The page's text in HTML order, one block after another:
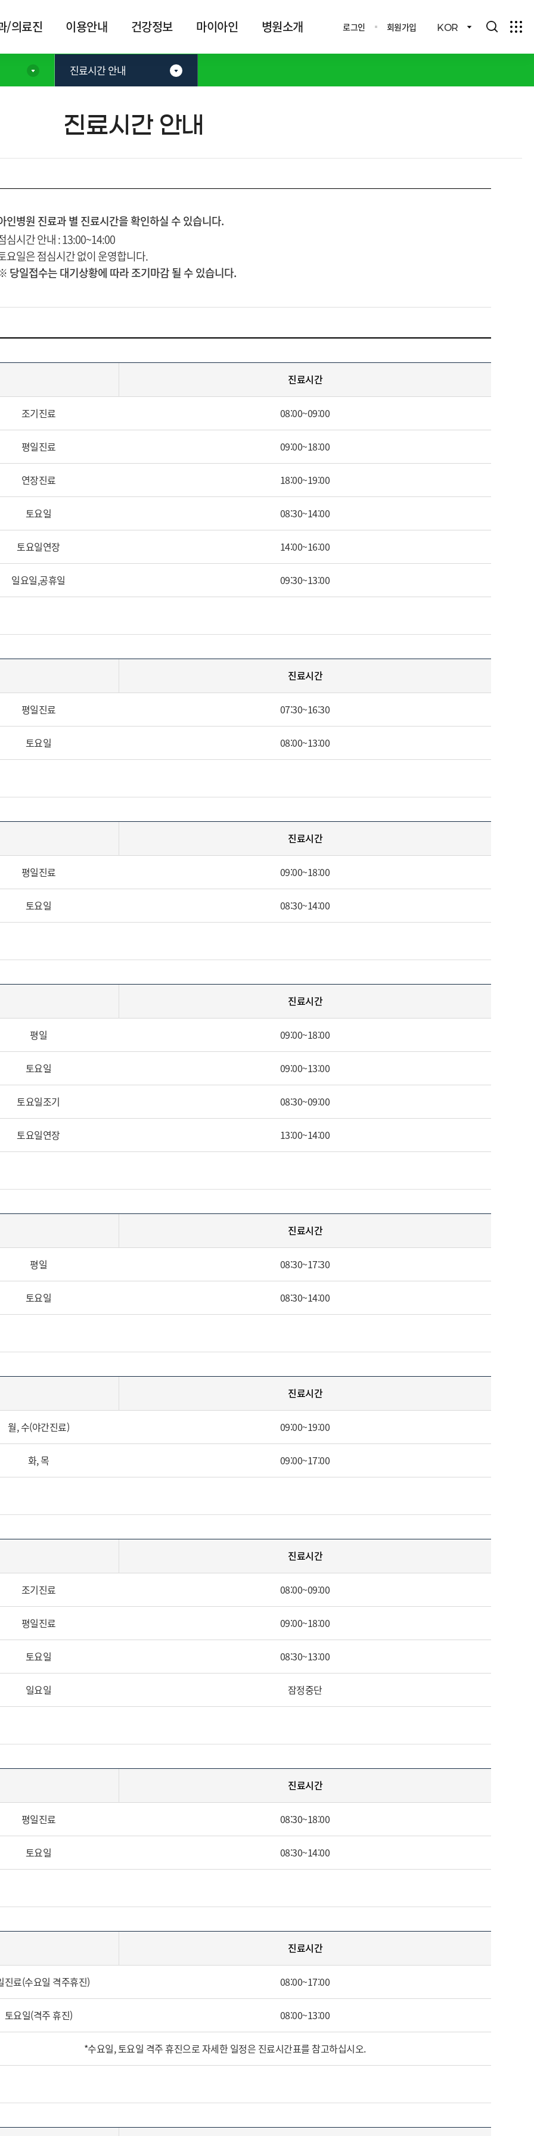
/의료진 이용안내 건강정보 마이아인 병원소개 로그인 회원가입 KOR
진료시간 안내
진료시간 안내
인병원 진료과 별 진료시간을 확인하실 수 있습니다.
심시간 안내 : 13:00~14:00
요일은 점심시간 없이 운영합니다.
당일접수는 대기상황에 따라 조기마감 될 수 있습니다.
진료시간
조기진료 08:00~09:00
평일진료 09:00~18:00
연장진료 18:00~19:00
토요일 08:30~14:00
토요일연장 14:00~16:00
일요일,공휴일 09:30~13:00
진료시간
평일진료 07:30~16:30
토요일 08:00~13:00
진료시간
평일진료 09:00~18:00
토요일 08:30~14:00
진료시간
평일 09:00~18:00
토요일 09:00~13:00
토요일조기 08:30~09:00
토요일연장 13:00~14:00
진료시간
평일 08:30~17:30
토요일 08:30~14:00
진료시간
월, 수(야간진료) 09:00~19:00
화, 목 09:00~17:00
진료시간
조기진료 08:00~09:00
평일진료 09:00~18:00
토요일 08:30~13:00
일요일 잠정중단
진료시간
평일진료 08:30~18:00
토요일 08:30~14:00
진료시간
진료(수요일 격주휴진) 08:00~17:00
토요일(격주 휴진) 08:00~13:00
*수요일, 토요일 격주 휴진으로 자세한 일정은 진료시간표를 참고하십시오.